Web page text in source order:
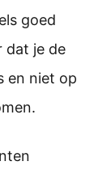
goed
dat je de
en niet op